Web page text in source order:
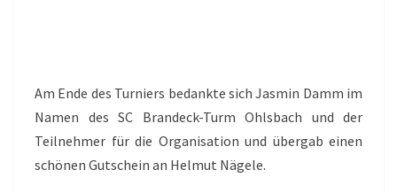
Am Ende des Turniers bedankte sich Jasmin Damm im
Namen des SC Brandeck-Turm Ohlsbach und der
Teilnehmer für die Organisation und übergab einen
schönen Gutschein an Helmut Nägele.